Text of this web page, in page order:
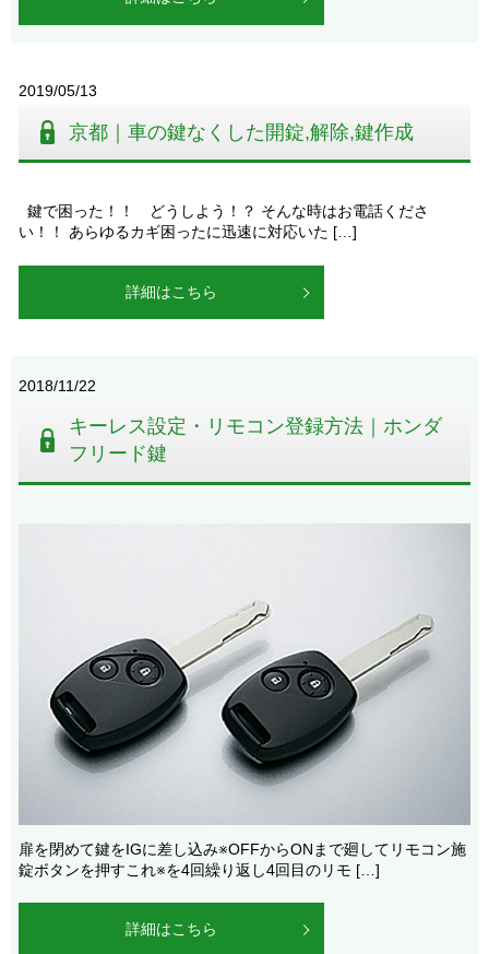
2019/05/13
京都｜車の鍵なくした開錠,解除,鍵作成
鍵で困った！！ どうしよう！？ そんな時はお電話くださ
い！！ あらゆるカギ困ったに迅速に対応いた […]
詳細はこちら
2018/11/22
キーレス設定・リモコン登録方法｜ホンダ
フリード鍵
扉を閉めて鍵をIGに差し込み※OFFからONまで廻してリモコン施
錠ボタンを押すこれ※を4回繰り返し4回目のリモ […]
詳細はこちら